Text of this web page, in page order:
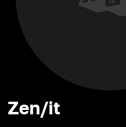
Zen/it